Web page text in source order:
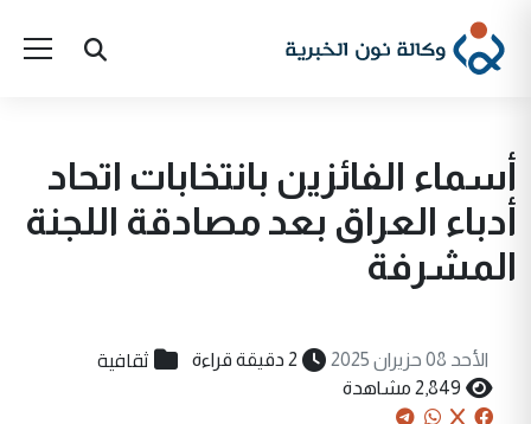
أسماء الفائزين بانتخابات اتحاد
أدباء العراق بعد مصادقة اللجنة
المشرفة
الأحد 08 حزيران 2025 2 دقيقة قراءة ثقافية
2,849 مشاهدة